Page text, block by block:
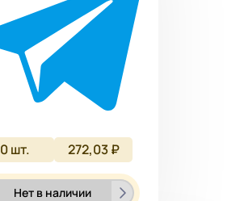
0шт. 272,03 ₽
Нет в наличии